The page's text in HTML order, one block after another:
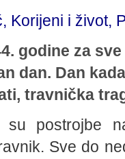
Korijeni i život,
godine za
dan. Dan
travnička
su postrojbe
Sve do